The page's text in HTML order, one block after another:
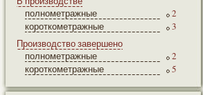
полнометражные
2
короткометражные
3
Производство завершено
полнометражные
2
короткометражные
5